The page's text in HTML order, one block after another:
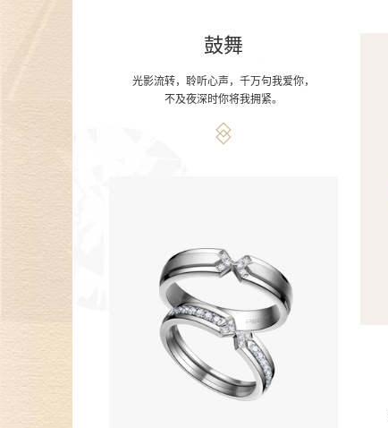
鼓舞
光影流转，聆听心声，千万句我爱你，
不及夜深时你将我拥紧。